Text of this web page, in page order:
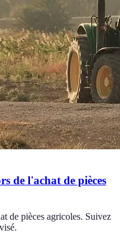
de l'achat de pièces
de pièces agricoles. Suivez